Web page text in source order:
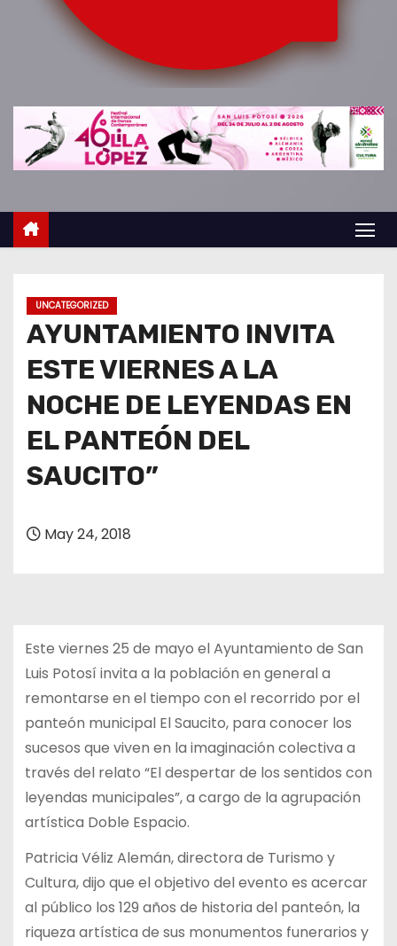
UNCATEGORIZED
AYUNTAMIENTO INVITA
ESTE VIERNES A LA
NOCHE DE LEYENDAS EN
EL PANTEÓN DEL
SAUCITO”
May 24, 2018
Este viernes 25 de mayo el Ayuntamiento de San
Luis Potosí invita a la población en general a
remontarse en el tiempo con el recorrido por el
panteón municipal El Saucito, para conocer los
sucesos que viven en la imaginación colectiva a
través del relato “El despertar de los sentidos con
leyendas municipales”, a cargo de la agrupación
artística Doble Espacio.
Patricia Véliz Alemán, directora de Turismo y
Cultura, dijo que el objetivo del evento es acercar
al público los 129 años de historia del panteón, la
riqueza artística de sus monumentos funerarios y